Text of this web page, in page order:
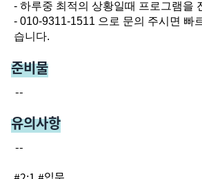
- 하루중 최적의 상황일때 프로그램을
- 010-9311-1511 으로 문의 주시면 빠
준비물
--
유의사항
--